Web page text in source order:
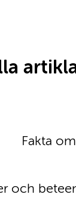
Fakta
och